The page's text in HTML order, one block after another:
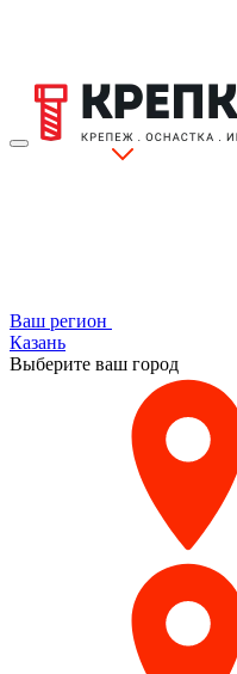
Ваш регион
Казань
Выберите ваш город